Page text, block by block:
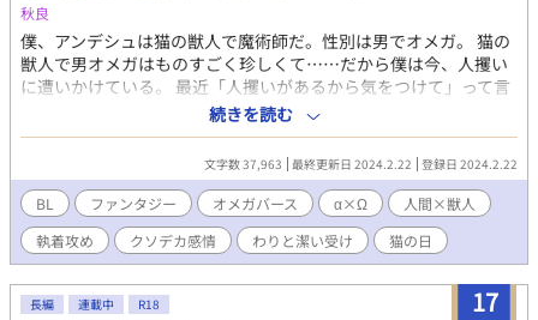
秋良
僕、アンデシュは猫の獣人で魔術師だ。性別は男でオメガ。 猫の
獣人で男オメガはものすごく珍しくて……だから僕は今、人攫い
に遭いかけている。 最近「人攫いがあるから気をつけて」って言
われてたのに、すっかり油断してた。 あーあ、万事休す。そう思
っていた僕を助けてくれたのは、A級冒険者で凄腕剣士のルカスさ
ん。 僕はルカスさんへのお礼として、一ヶ月だけ彼とお試しでパ
ーティーを組むことになり——。 【CP】 クソデカ感情のこじら
せα(23歳/人間)×腹を括れば潔いΩ(20歳/猫の獣人) 【注意】 ・オ
メガバースもので、独自設定、独自解釈を含みます。 ・サブタイ
トルに * がついているお話はR18シーンあり。 ・「2/22 猫の日」
にあわせた、ネコが猫なお話です。 ・全19話。3.7万字くらい。
完結済みです。 ・ムーンライトノベルスさんにも投稿してます。
続きを読む
文字数 37,963 最終更新日 2024.2.22 登録日 2024.2.22
BL ファンタジー オメガバース α×Ω
人間×獣人
執着攻め
クソデカ感情 わりと潔い受け 猫の日
17
長編 連載中 R18